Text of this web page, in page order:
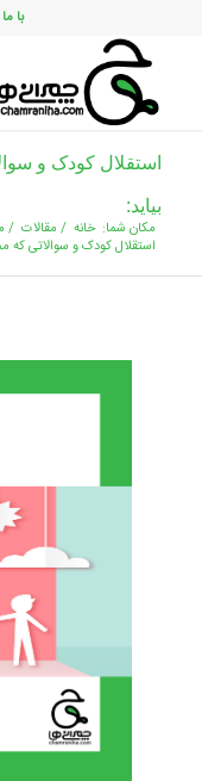
با ما
استقلال کودک و
بیاید:
مکان شما: خانه / مقالات /
استقلال کودک و سوالاتی